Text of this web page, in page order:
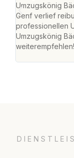
Umzugskönig
Genf verlief
professionellen
Umzugskönig